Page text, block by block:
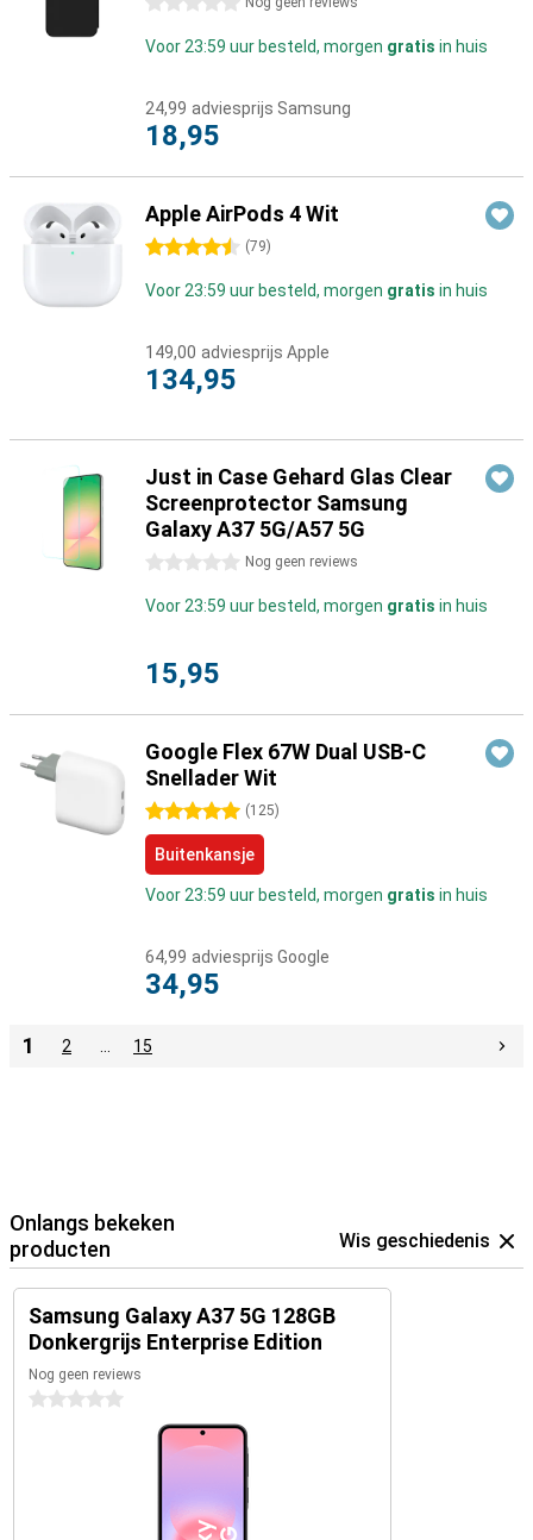
Voor 23:59 uur besteld, morgen gratis in huis
24,99 adviesprijs Samsung
18,95
Apple AirPods 4 Wit
4.5 sterren (79)
Voor 23:59 uur besteld, morgen gratis in huis
149,00 adviesprijs Apple
134,95
Just in Case Gehard Glas Clear
Screenprotector Samsung
Galaxy A37 5G/A57 5G
0 sterren Nog geen reviews
Voor 23:59 uur besteld, morgen gratis in huis
15,95
Google Flex 67W Dual USB-C
Snellader Wit
5 sterren (125)
Buitenkansje
Voor 23:59 uur besteld, morgen gratis in huis
64,99 adviesprijs Google
34,95
1 2 15
Onlangs bekeken
producten
Wis geschiedenis
Samsung Galaxy A37 5G 128GB
Donkergrijs Enterprise Edition
Nog geen reviews
0 sterren